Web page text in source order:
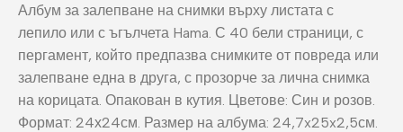
Албум за залепване на снимки върху листата с
лепило или с ъгълчета Hama. С 40 бели страници, с
пергамент, който предпазва снимките от повреда или
залепване една в друга, с прозорче за лична снимка
на корицата. Опакован в кутия. Цветове: Син и розов.
Формат: 24х24см. Размер на албума: 24,7x25x2,5см.